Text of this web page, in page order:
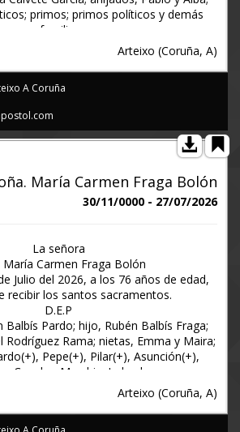
primos; primos políticos y demás
familia.
por el eterno descanso de su alma y
al funeral de cuerpo presente que se
día 31 a las SIETE Y CUARTO de la
parroquial de Santa Mariña de Lañas,
la conducción de sus restos mortales
de dicha parroquia, por cuyos
anticipan gracias.
funerario se efectuará a las SIETE de la
Hogar Funerario nº 2 - Avda. Apóstol
Santiago nº10 - Arteixo
Arteixo (Coruña, A)
A Coruña
María Carmen Fraga Bolón
30/11/0000 - 27/07/2026
La señora
Carmen Fraga Bolón
Julio del 2026, a los 76 años de edad,
recibir los santos sacramentos.
D.E.P
Balbís Pardo; hijo, Rubén Balbís Fraga;
Rodríguez Rama; nietas, Emma y Maira;
Pepe(+), Pilar(+), Asunción(+),
Concha, Merchi y Lolo ; hermanos
ahijada; primos y demás familia.
por el eterno descanso de su alma y
al funeral de cuerpo presente que se
Arteixo (Coruña, A)